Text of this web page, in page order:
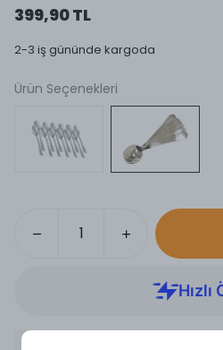
399,90 TL
2-3 iş gününde kargoda
Ürün Seçenekleri